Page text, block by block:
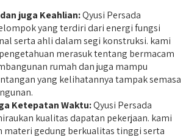
juga Keahlian:Qyusi Persada
yang terdiri dari energi fungsi
serta ahli dalam segi konstruksi. kami
merasuk tentang bermacam
rumah dan juga mampu
yang kelihatannya tampak semasa
Ketepatan Waktu:Qyusi Persada
kualitas dapatan pekerjaan. kami
materi gedung berkualitas tinggi serta